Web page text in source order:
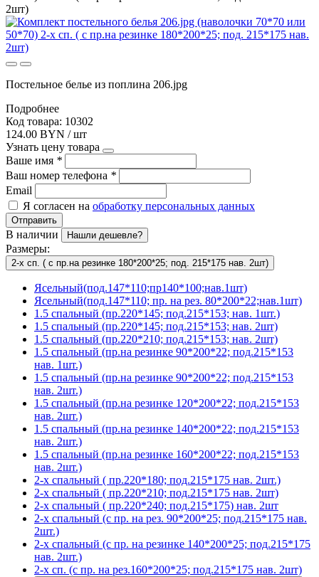
2шт)
Постельное белье из поплина 206.jpg
Подробнее
Код товара: 10302
124.00 BYN / шт
Узнать цену товара
Ваше имя *
Ваш номер телефона *
Email
Я согласен на обработку персональных данных
Отправить
В наличии Нашли дешевле?
Размеры:
2-х сп. ( с пр.на резинке 180*200*25; под. 215*175 нав. 2шт)
Ясельный(под.147*110;пр140*100;нав.1шт)
Ясельный(под.147*110; пр. на рез. 80*200*22;нав.1шт)
1.5 спальный (пр.220*145; под.215*153; нав. 1шт.)
1.5 спальный (пр.220*145; под.215*153; нав. 2шт)
1.5 спальный (пр.220*210; под.215*153; нав. 2шт)
1.5 спальный (пр.на резинке 90*200*22; под.215*153
нав. 1шт.)
1.5 спальный (пр.на резинке 90*200*22; под.215*153
нав. 2шт.)
1.5 спальный (пр.на резинке 120*200*22; под.215*153
нав. 2шт.)
1.5 спальный (пр.на резинке 140*200*22; под.215*153
нав. 2шт.)
1.5 спальный (пр.на резинке 160*200*22; под.215*153
нав. 2шт.)
2-х спальный ( пр.220*180; под.215*175 нав. 2шт.)
2-х спальный ( пр.220*210; под.215*175 нав. 2шт)
2-х спальный ( пр.220*240; под.215*175) нав. 2шт
2-х спальный (с пр. на рез. 90*200*25; под.215*175 нав.
2шт.)
2-х спальный (с пр. на резинке 140*200*25; под.215*175
нав. 2шт.)
2-х сп. (с пр. на рез.160*200*25; под.215*175 нав. 2шт)